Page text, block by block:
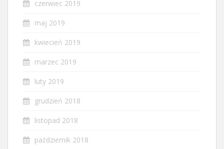
czerwiec 2019
maj 2019
kwiecień 2019
marzec 2019
luty 2019
grudzień 2018
listopad 2018
październik 2018